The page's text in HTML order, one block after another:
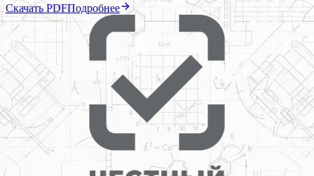
Скачать PDFПодробнее